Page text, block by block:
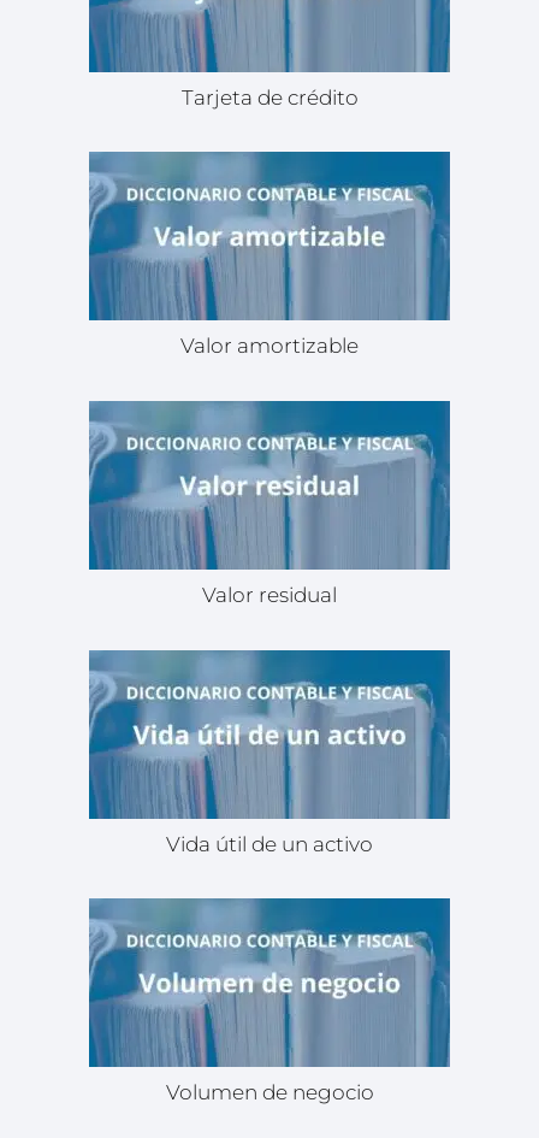
Tarjeta de crédito
Valor amortizable
Valor residual
Vida útil de un activo
Volumen de negocio